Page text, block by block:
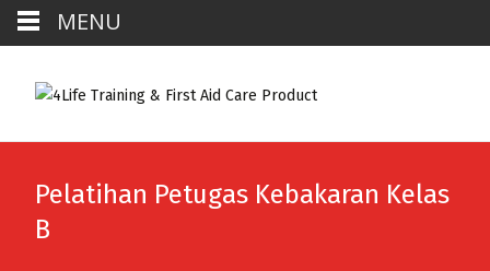
Pelatihan Petugas Kebakaran Kelas
B
MENU